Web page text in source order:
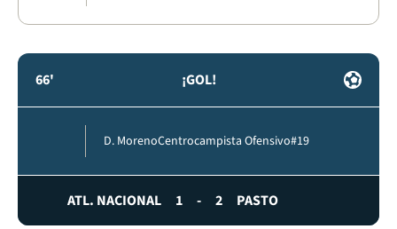
66' ¡GOL!
D. MorenoCentrocampista Ofensivo#19
ATL. NACIONAL 1 - 2 PASTO